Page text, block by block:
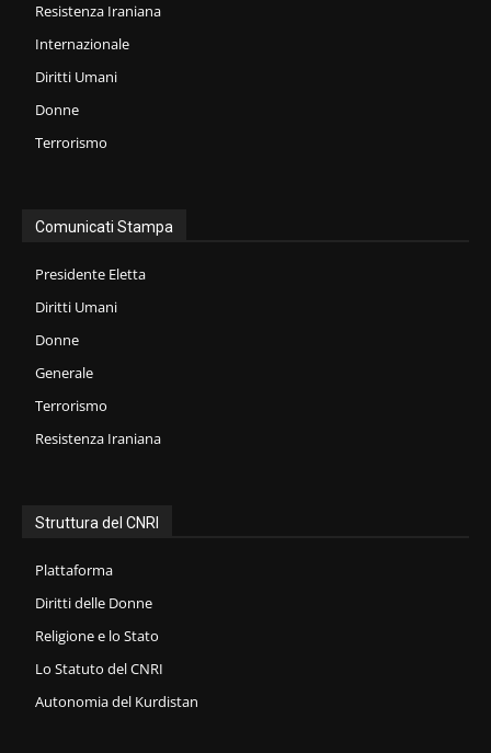
Resistenza Iraniana
Internazionale
Diritti Umani
Donne
Terrorismo
Comunicati Stampa
Presidente Eletta
Diritti Umani
Donne
Generale
Terrorismo
Resistenza Iraniana
Struttura del CNRI
Plattaforma
Diritti delle Donne
Religione e lo Stato
Lo Statuto del CNRI
Autonomia del Kurdistan